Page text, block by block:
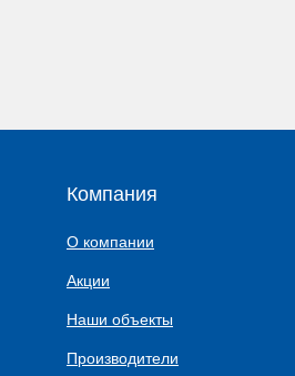
Компания
О компании
Акции
Наши объекты
Производители